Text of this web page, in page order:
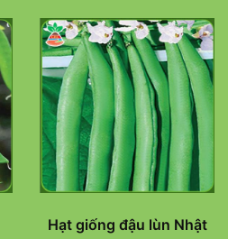
Hạt giống đậu lùn Nhật